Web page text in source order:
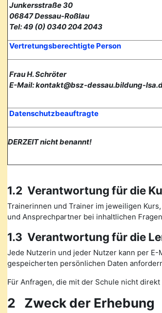
Junkersstraße 30
06847 Dessau-Roßlau
Tel: 49 (0) 0340 204 2043
Vertretungsberechtigte Person
Frau H. Schröter
E-Mail: kontakt@bsz-dessau.bildung-
Datenschutzbeauftragte
DERZEIT nicht benannt!
1.2 Verantwortung für die
Trainerinnen und Trainer im jeweiligen
und Ansprechpartner bei inhaltlichen
1.3 Verantwortung für die
Jede Nutzerin und jeder Nutzer kann per
gespeicherten persönlichen Daten
Für Anfragen, die mit der Schule nicht
2 Zweck der Erhebung